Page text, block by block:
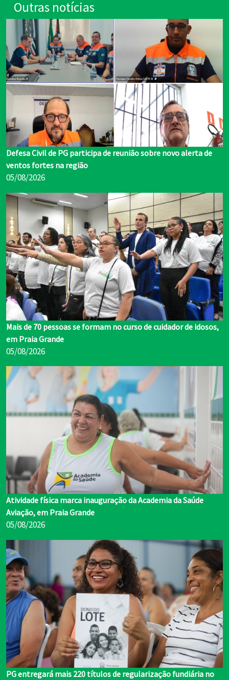
Outras notícias
Defesa Civil de PG participa de reunião sobre novo alerta de
ventos fortes na região
05/08/2026
Mais de 70 pessoas se formam no curso de cuidador de idosos,
em Praia Grande
05/08/2026
Atividade física marca inauguração da Academia da Saúde
Aviação, em Praia Grande
05/08/2026
PG entregará mais 220 títulos de regularização fundiária no